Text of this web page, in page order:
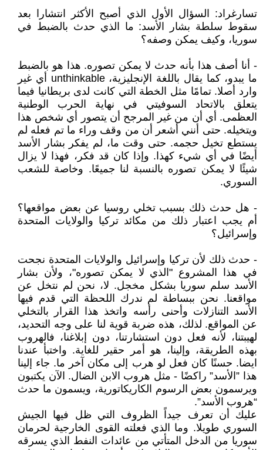
تسارغراد: السؤال الأول الذي أصبح الأكثر انتشارا بعد
سقوط سلطة بشار الأسد: ما الذي حدث بالضبط في
سوريا، وكيف يمكن وصفه؟
- أنا أصف هذا بأنه حدث لا يمكن تصوره. هذا هو بالضبط
ما يبدو، كما يقال باللغة الإنجليزية، unthinkable أي غير
وارد أصلا. تمامًا مثل الخطة التي كانت لدى بريطانيا فيما
يتعلق بالاتحاد السوفيتي في نهاية الحرب الوطنية
العظمى. أي أن من غير المرجح أن يتصور أي شخص هذا
ويتخيله. حتى أنني أشعر أن من وقف وراء ما تم فعله لم
يستطع تخيل حجمه. حتى وقت ما، لم يفكر بشار الأسد
أيضًا في أي شيء كهذا. وإذا كان قد فكر، فهذا لا يزال
شيئًا لا يمكن تصوره بالنسبة لنا جميعًا. وخاصة للشعب
السوري.
- هل حدث ذلك بسبب تخلي روسيا عن بعض مواقعها؟
أم يجب اعتبار ذلك من مكائد تركيا والولايات المتحدة
وإسرائيل؟
- حدث ذلك لأن تركيا وإسرائيل والولايات المتحدة نجحت
في هذا المشروع "الذي لا يمكن تصوره"، ولأن بشار
الأسد سلم سوريا بشكل مخجل. لا، نحن لم نتخل عن
مواقعنا. نحن ببساطة لم ندرك اللحظة التي قدم فيها
الأسد التنازلات وأحنى رأسه واتخذ هذا القرار بالتخلي
عن المواقع. لذلك، هذه ضربة قوية لنا على وجه التحديد،
لهيبتنا، لأنه فعل دون استشارتنا، دون إبلاغنا، فالهروب
بهذه الطريقة، وإلينا، هو أمر حقير للغاية. واختبأ عندنا
ايضا. حسنًا كان فعل لو هرب إلى مكان آخر ما. جاء إلينا
هذا ”الأسد” راكضًا - مثل هروب الابن الضال. الآن يكتبون
ويرسمون بعض الرسوم الكاريكاتورية، ويسمون ما حدث
“هروب الأسد”.
عليك أن تعرف جيداً الظروف التي ظل فيها الجيش
السوري طويلا. وما الذي فعلته القوى الخارجية لحرمان
سوريا من الدخل المتأتي من عائدات النفط الذي يسرقه